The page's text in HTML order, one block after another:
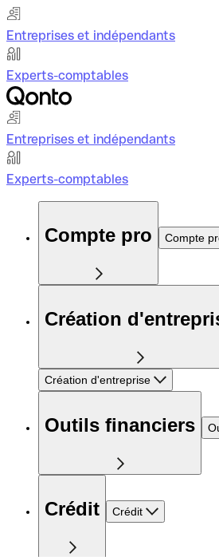
Entreprises et indépendants
Experts-comptables
Entreprises et indépendants
Experts-comptables
Compte pro Compte
Création
Création d'entreprise
Outils financiers
Crédit Crédit